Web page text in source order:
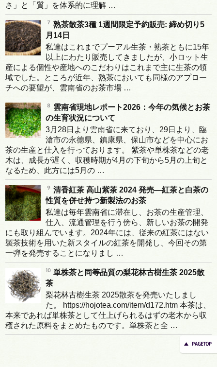
さ」と「質」を体系的に理解 …
熟茶散茶3種 1週間限定予約販売: 締め切り5
月14日
私達はこれまでプーアル生茶・熟茶ともに15年
以上にわたり販売してきましたが、小ロット生
産による個性や産地へのこだわりはこれまで主に生茶の領
域でした。ところが近年、熟茶においても同様のアプロー
チへの要望が、雲南省のお茶市場 …
雲南省現地レポート2026：今年の気候とお茶
の生育状況について
3月28日より雲南省に来ており、29日より、臨
滄市の永德県、鎮康県、保山市などを中心にお
茶の生産と仕入を行っております。 紫茶や単株茶などの老
木は、成長が遅く、収穫時期が4月の下旬から5月の上旬と
なるため、此方には5月の …
清香紅茶 高山紫茶 2024 発売―紅茶と白茶の
性質を併せ持つ新製法のお茶
私達は毎年雲南省に滞在し、お茶の生産管理、
仕入、流通管理を行う傍ら、新しいお茶の開発
にも取り組んでいます。2024年には、従来の紅茶にはない
製茶技術を用いた新スタイルの紅茶を開発し、今回その第
一弾を発売することになりまし …
単株茶と同等品質の梨花林古樹生茶 2025散
茶
梨花林古樹生茶 2025散茶を発売いたしまし
た。 https://hojotea.com/item/d172.htm 本茶は、
本来であれば単株茶として仕上げられるはずの老木から収
穫された原料をまとめたものです。単株茶と全 …